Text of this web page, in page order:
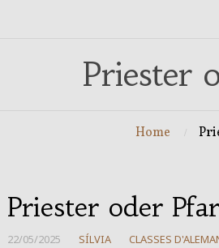
Priester
Home
Priester oder
22/05/2025 SÍLVIA CLASSES